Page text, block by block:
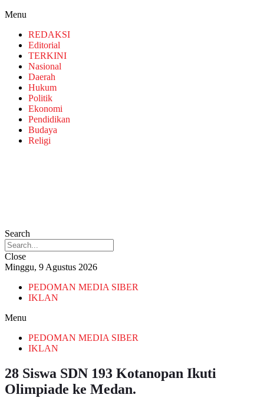
Menu
REDAKSI
Editorial
TERKINI
Nasional
Daerah
Hukum
Politik
Ekonomi
Pendidikan
Budaya
Religi
Search
Close
Minggu, 9 Agustus 2026
PEDOMAN MEDIA SIBER
IKLAN
Menu
PEDOMAN MEDIA SIBER
IKLAN
28 Siswa SDN 193 Kotanopan Ikuti
Olimpiade ke Medan.